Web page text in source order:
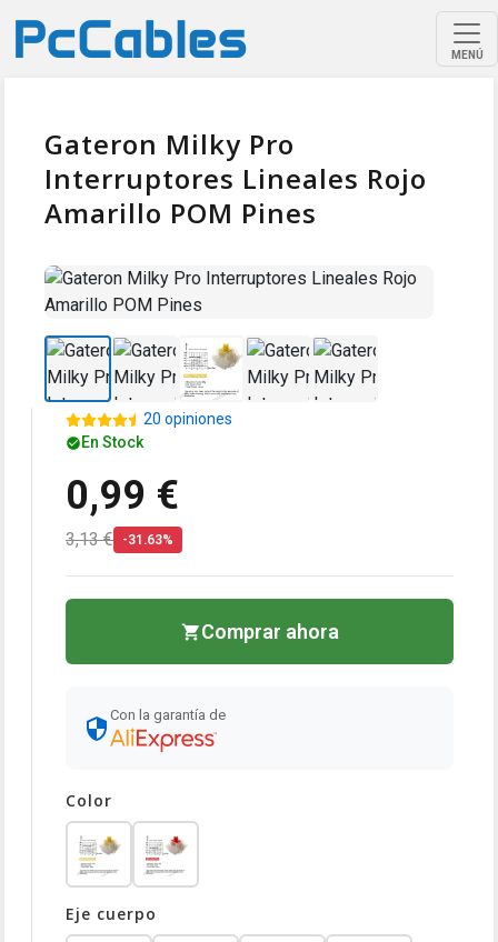
MENÚ
Gateron Milky Pro
Interruptores Lineales Rojo
Amarillo POM Pines
20 opiniones
En Stock
0,99 €
3,13 € -31.63%
Comprar ahora
Con la garantía de
Color
Eje cuerpo